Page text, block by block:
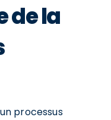
de la
processus